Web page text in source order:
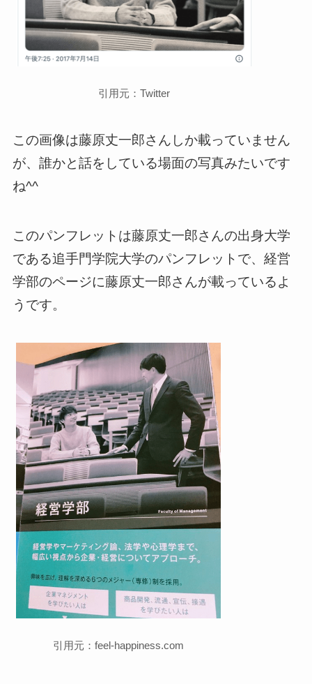
引用元：Twitter
この画像は藤原丈一郎さんしか載っていません
が、誰かと話をしている場面の写真みたいです
ね^^
このパンフレットは藤原丈一郎さんの出身大学
である追手門学院大学のパンフレットで、経営
学部のページに藤原丈一郎さんが載っているよ
うです。
引用元：feel-happiness.com